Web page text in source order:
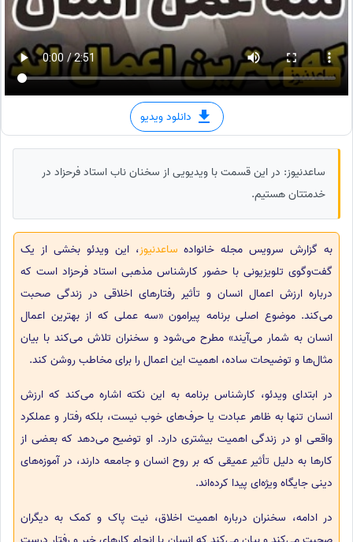
دانلود ویدیو
ساعدنیوز: در این قسمت با ویدیویی از سخنان ناب استاد فرحزاد در
خدمتتان هستیم.
به گزارش سرویس مجله خانواده ساعدنیوز، این ویدئو بخشی از یک
گفت‌وگوی تلویزیونی با حضور کارشناس مذهبی استاد فرحزاد است که
درباره ارزش اعمال انسان و تأثیر رفتارهای اخلاقی در زندگی صحبت
می‌کند. موضوع اصلی برنامه پیرامون «سه عملی که از بهترین اعمال
انسان به شمار می‌آیند» مطرح می‌شود و سخنران تلاش می‌کند با بیان
مثال‌ها و توضیحات ساده، اهمیت این اعمال را برای مخاطب روشن کند.
در ابتدای ویدئو، کارشناس برنامه به این نکته اشاره می‌کند که ارزش
انسان تنها به ظاهر عبادت یا حرف‌های خوب نیست، بلکه رفتار و عملکرد
واقعی او در زندگی اهمیت بیشتری دارد. او توضیح می‌دهد که بعضی از
کارها به دلیل تأثیر عمیقی که بر روح انسان و جامعه دارند، در آموزه‌های
دینی جایگاه ویژه‌ای پیدا کرده‌اند.
در ادامه، سخنران درباره اهمیت اخلاق، نیت پاک و کمک به دیگران